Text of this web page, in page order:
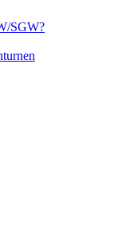
SGW?